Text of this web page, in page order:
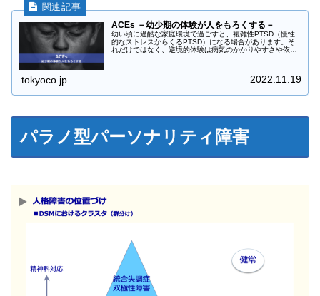
ACEs －幼少期の体験が人をもろくする－
幼い頃に過酷な家庭環境で過ごすと、複雑性PTSD（慢性
的なストレスからくるPTSD）になる場合があります。そ
れだけではなく、逆境的体験は病気のかかりやすさや依存
tokyoco.jp 2022.11.19
パラノ型パーソナリティ障害